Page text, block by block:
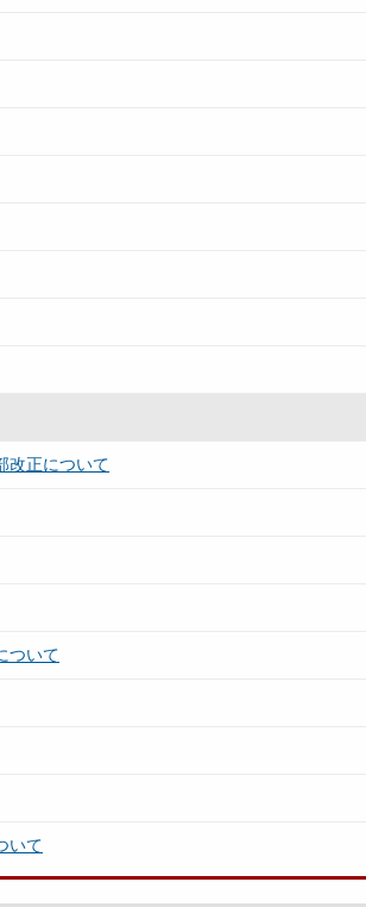
改正について
ついて
いて